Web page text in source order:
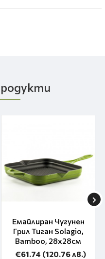
Емайлиран Чугунен
Грил Тиган Solagio,
Bamboo, 28х28см
€61.74 (120.76 лв.)